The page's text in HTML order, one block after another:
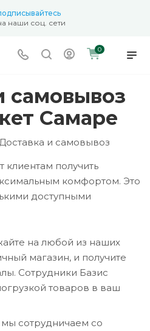
наши соц. сети
0
самовывоз
Самаре
Доставка и самовывоз
клиентам получить
комфортом. Это
доступными
на любой из наших
магазин, и получите
Сотрудники Базис
товаров в ваш
сотрудничаем со